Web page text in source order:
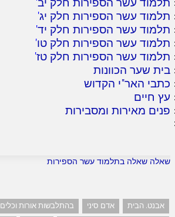
תלמוד עשר הספירות חלק יג'
תלמוד עשר הספירות חלק יד'
תלמוד עשר הספירות חלק טו'
תלמוד עשר הספירות חלק טז'
בית שער הכוונות
כתבי האר"י הקדוש
עץ חיים
פנים מאירות ומסבירות
שאלה שאלה בתלמוד עשר הספירות
אבנט. הבית אדם סיני
בהתלבשות אורות וכלים